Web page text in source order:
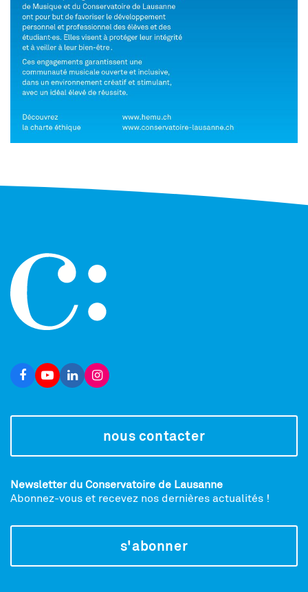
nous contacter
Newsletter du Conservatoire de Lausanne
Abonnez-vous et recevez nos dernières actualités !
s'abonner